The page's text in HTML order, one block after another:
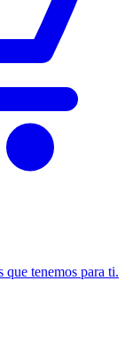
que tenemos para ti.